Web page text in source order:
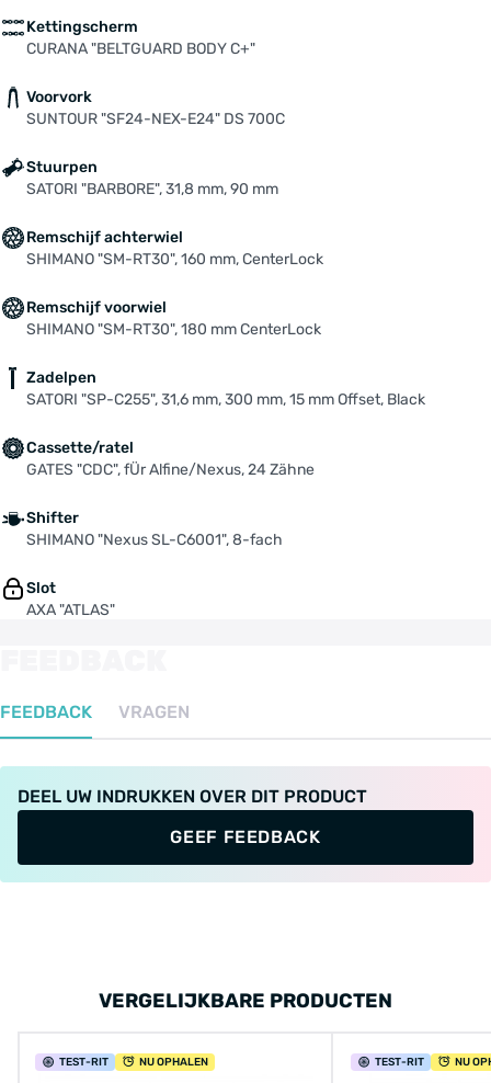
Kettingscherm
CURANA "BELTGUARD BODY C+"
Voorvork
SUNTOUR "SF24-NEX-E24" DS 700C
Stuurpen
SATORI "BARBORE", 31,8 mm, 90 mm
Remschijf achterwiel
SHIMANO "SM-RT30", 160 mm, CenterLock
Remschijf voorwiel
SHIMANO "SM-RT30", 180 mm CenterLock
Zadelpen
SATORI "SP-C255", 31,6 mm, 300 mm, 15 mm Offset, Black
Cassette/ratel
GATES "CDC", fÜr Alfine/Nexus, 24 Zähne
Shifter
SHIMANO "Nexus SL-C6001", 8-fach
Slot
AXA "ATLAS"
FEEDBACK VRAGEN
DEEL UW INDRUKKEN OVER DIT PRODUCT
GEEF FEEDBACK
VERGELIJKBARE PRODUCTEN
TEST-RIT NU OPHALEN TEST-RIT NU